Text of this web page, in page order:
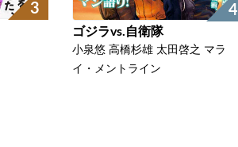
3 4
ゴジラvs.自衛隊
小泉悠 高橋杉雄 太田啓之 マラ
イ・メントライン